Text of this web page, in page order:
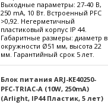
Выходные параметры: 27-40 В,
250 mА, 10 Вт. Встроенный PFC
>0,92. Негерметичный
пластиковый корпус IP 44.
Габаритные размеры: диаметр в
окружности Ø51 мм, высота 22
мм. Гарантийный срок 5 лет.
Блок питания ARJ-KE40250-
PFC-TRIAC-A (10W, 250mA)
(Arlight, IP44 Пластик, 5 лет)